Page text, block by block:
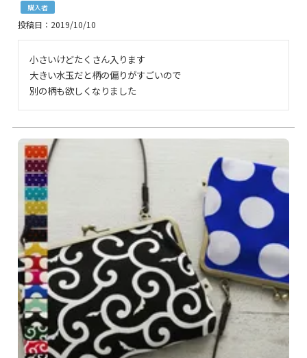
購入者
投稿日 2019/10/10
小さいけどたくさん入ります
大きい水玉だと柄の偏りがすごいので
別の柄も欲しくなりました